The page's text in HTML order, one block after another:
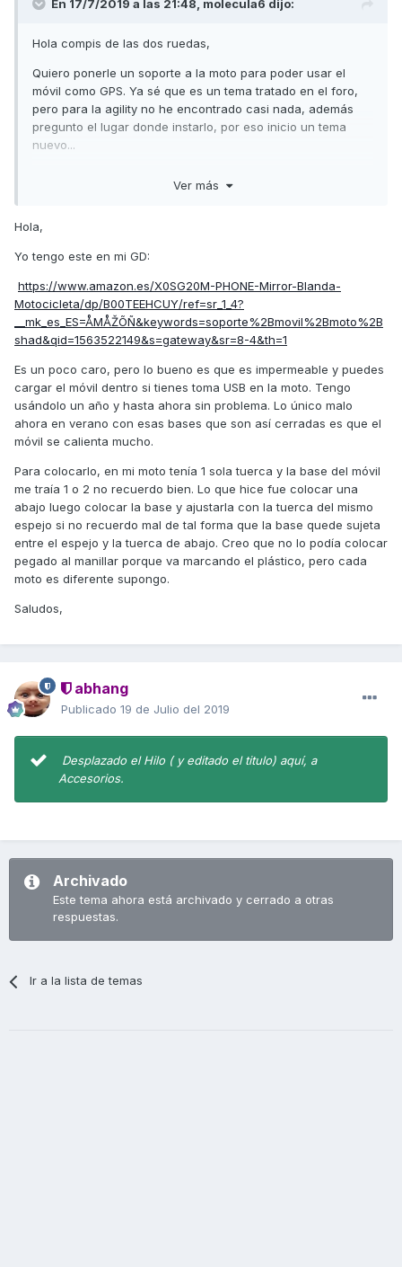
En 17/7/2019 a las 21:48, molecula6 dijo:
Hola compis de las dos ruedas,
Quiero ponerle un soporte a la moto para poder usar el
móvil como GPS. Ya sé que es un tema tratado en el foro,
pero para la agility no he encontrado casi nada, además
pregunto el lugar donde instarlo, por eso inicio un tema
nuevo...
mercado y la disposición del manillar y mandos de la moto,
Universal-Eléctrico-Retrovisor/dp/B0775Q6Y73/ref=sr_1_12?
__mk_es_ES=ÅMÅŽÕÑ&crid=3U74KYXRRLJSA&keywords=so
porte+movil+para+moto&qid=1563399380&s=gateway&spre
fix=sopo%2Caps%2C186&sr=8-12
https://www.amazon.es/PRITECH-Universal-Esquinas-
Antideslizante-Smartphones/dp/B07L7VGX4Q/ref=sr_1_14?
__mk_es_ES=ÅMÅŽÕÑ&crid=3U74KYXRRLJSA&keywords=so
porte+movil+para+moto&qid=1563399795&s=gateway&spre
fix=sopo%2Caps%2C186&sr=8-14
https://www.amazon.es/FEYG-Accesorios-Compatible-
Inteligentes-Dispositivos/dp/B07CZJXF3Z/ref=sr_1_36?
__mk_es_ES=ÅMÅŽÕÑ&crid=3U74KYXRRLJSA&keywords=so
porte+movil+para+moto&qid=1563399795&s=gateway&spre
fix=sopo%2Caps%2C186&sr=8-36
Creo que el mejor lugar sería en uno de los espejos, pero
y meterlo hasta abajo, a ras de los mandos. Estuve tocando
tuercas llegan a salir al completo y me da miedo romperlo.
Me recomendáis otro lugar?? Algún modelo de soporte en
concreto??
Saludos!!
Ver más
Hola,
Yo tengo este en mi GD:
https://www.amazon.es/X0SG20M-PHONE-Mirror-Blanda-
Motocicleta/dp/B00TEEHCUY/ref=sr_1_4?
__mk_es_ES=ÅMÅŽÕÑ&keywords=soporte%2Bmovil%2Bmoto%2B
shad&qid=1563522149&s=gateway&sr=8-4&th=1
Es un poco caro, pero lo bueno es que es impermeable y puedes
cargar el móvil dentro si tienes toma USB en la moto. Tengo
usándolo un año y hasta ahora sin problema. Lo único malo
ahora en verano con esas bases que son así cerradas es que el
móvil se calienta mucho.
Para colocarlo, en mi moto tenía 1 sola tuerca y la base del móvil
me traía 1 o 2 no recuerdo bien. Lo que hice fue colocar una
abajo luego colocar la base y ajustarla con la tuerca del mismo
espejo si no recuerdo mal de tal forma que la base quede sujeta
entre el espejo y la tuerca de abajo. Creo que no lo podía colocar
pegado al manillar porque va marcando el plástico, pero cada
moto es diferente supongo.
Saludos,
abhang
Publicado 19 de Julio del 2019
Desplazado el Hilo ( y editado el titulo) aquí, a
Accesorios.
Archivado
Este tema ahora está archivado y cerrado a otras
respuestas.
Ir a la lista de temas